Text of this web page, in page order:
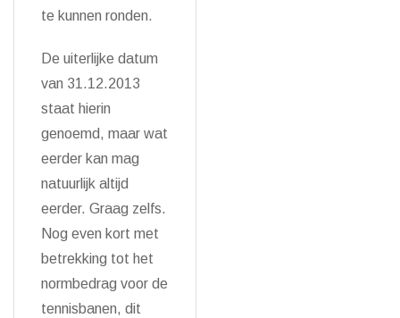
te kunnen ronden.
De uiterlijke datum
van 31.12.2013
staat hierin
genoemd, maar wat
eerder kan mag
natuurlijk altijd
eerder. Graag zelfs.
Nog even kort met
betrekking tot het
normbedrag voor de
tennisbanen, dit